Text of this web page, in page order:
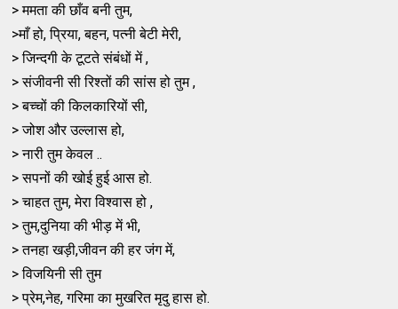
> ममता की छाँव बनी तुम,
>माँ हो, प्रिया, बहन, पत्नी बेटी मेरी,
> जिन्दगी के टूटते संबंधों में ,
> संजीवनी सी रिश्तों की सांस हो तुम ,
> बच्चों की किलकारियों सी,
> जोश और उल्लास हो,
> नारी तुम केवल ..
> सपनों की खोई हुई आस हो.
> चाहत तुम, मेरा विश्वास हो ,
> तुम,दुनिया की भीड़ में भी,
> तनहा खड़ी,जीवन की हर जंग में,
> विजयिनी सी तुम
> प्रेम,नेह, गरिमा का मुखरित मृदु हास हो.